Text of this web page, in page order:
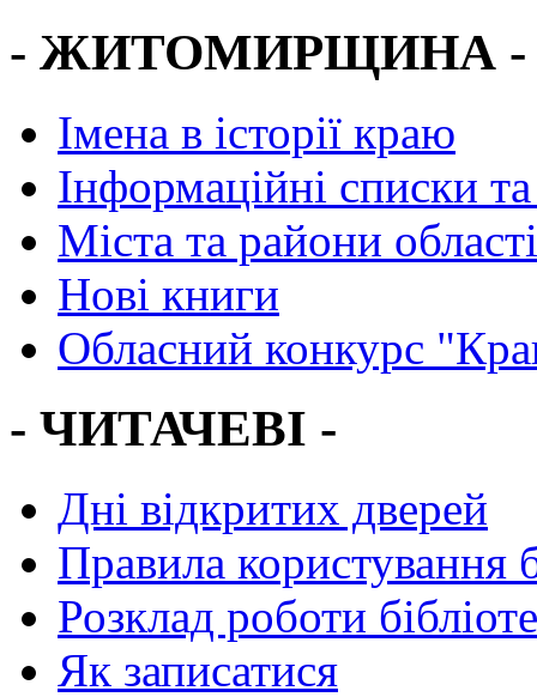
- ЖИТОМИРЩИНА -
Імена в історії краю
Інформаційні списки
Міста та райони області
Нові книги
Обласний конкурс
- ЧИТАЧЕВІ -
Дні відкритих дверей
Правила користування
Розклад роботи
Як записатися